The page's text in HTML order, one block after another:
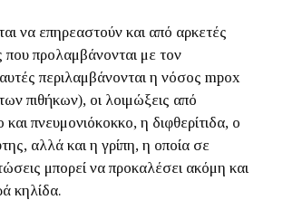
να επηρεαστούν και από αρκετές
που προλαμβάνονται με τον
περιλαμβάνονται η νόσος mpox
πιθήκων), οι λοιμώξεις από
και πνευμονιόκοκκο, η διφθερίτιδα, ο
αλλά και η γρίπη, η οποία σε
μπορεί να προκαλέσει ακόμη και
κηλίδα.